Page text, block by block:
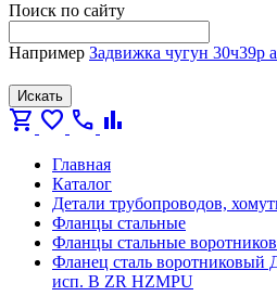
Поиск по сайту
Например Задвижка чугун 30ч39р
Искать
shopping_cart favorite call bar_chart
Главная
Каталог
Детали трубопроводов,
Фланцы стальные
Фланцы стальные
Фланец сталь воротниковый
исп. B ZR HZMPU